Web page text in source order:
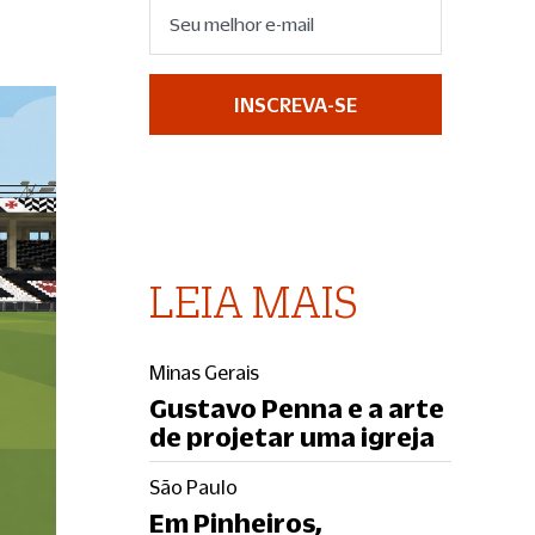
INSCREVA-SE
LEIA MAIS
Minas Gerais
Gustavo Penna e a arte
de projetar uma igreja
São Paulo
Em Pinheiros,